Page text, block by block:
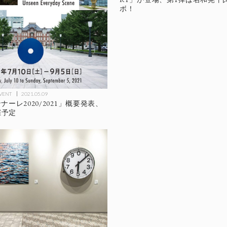
2021.05.09
ーレ2020/2021」概要発表、
定
ボ！